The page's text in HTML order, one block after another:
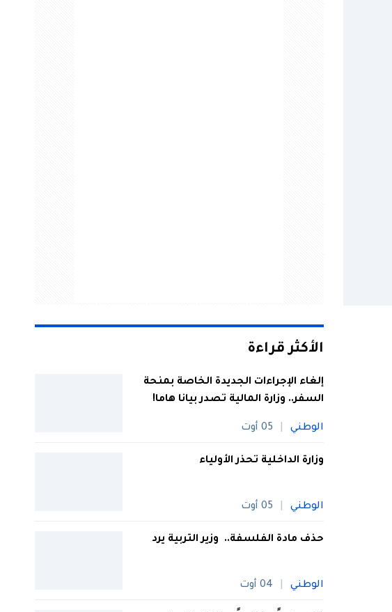
الأكثر قراءة
إلغاء الإجراءات الجديدة الخاصة بمنحة
السفر.. وزارة المالية تصدر بيانا هاما!
الوطني 05 أوت
وزارة الداخلية تحذر الأولياء
الوطني 05 أوت
حذف مادة الفلسفة.. وزير التربية يرد
الوطني 04 أوت